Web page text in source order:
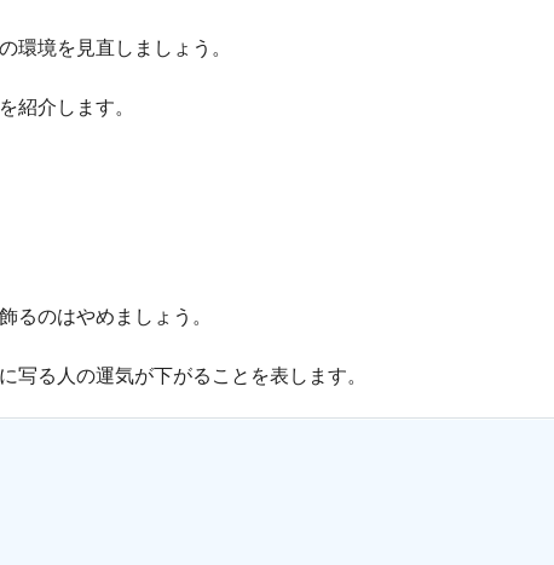
環境を見直しましょう。
紹介します。
るのはやめましょう。
写る人の運気が下がることを表します。